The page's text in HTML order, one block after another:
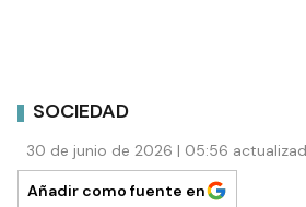
SOCIEDAD
30 de junio de 2026 | 05:56
Añadir como fuente en